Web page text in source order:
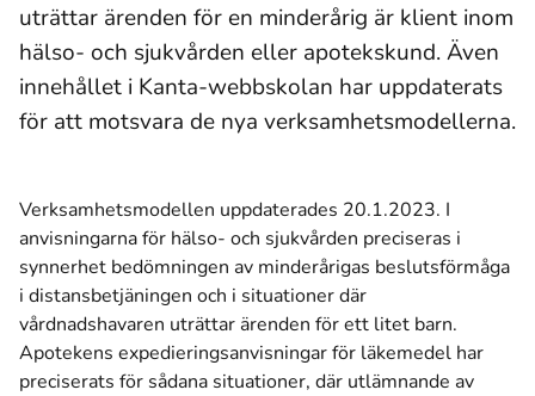
uträttar ärenden för en minderårig är klient inom
hälso- och sjukvården eller apotekskund. Även
innehållet i Kanta-webbskolan har uppdaterats
för att motsvara de nya verksamhetsmodellerna.
Verksamhetsmodellen uppdaterades 20.1.2023. I
anvisningarna för hälso- och sjukvården preciseras i
synnerhet bedömningen av minderårigas beslutsförmåga
i distansbetjäningen och i situationer där
vårdnadshavaren uträttar ärenden för ett litet barn.
Apotekens expedieringsanvisningar för läkemedel har
preciserats för sådana situationer, där utlämnande av